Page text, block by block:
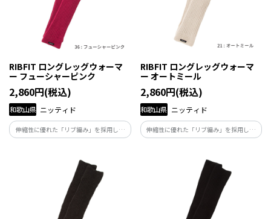
RIBFIT ロングレッグウォーマ
ー フューシャーピンク
2,860円(税込)
和歌山県 ニッティド
伸縮性に優れた「リブ編み」を採用し、
足首からニーハイまで優しく包み込むロ
しくくらしたい」と願う人たちの毎日に
そっと寄り添い、足元から健康を支える
商品です。
RIBFIT ロングレッグウォーマ
ー オートミール
2,860円(税込)
和歌山県 ニッティド
伸縮性に優れた「リブ編み」を採用し、
足首からニーハイまで優しく包み込むロ
しくくらしたい」と願う人たちの毎日に
そっと寄り添い、足元から健康を支える
商品です。